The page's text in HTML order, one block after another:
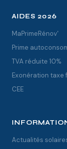
AIDES 2026
MaPrimeRénov'
Prime
TVA réduite 10%
Exonération taxe
CEE
Actualités